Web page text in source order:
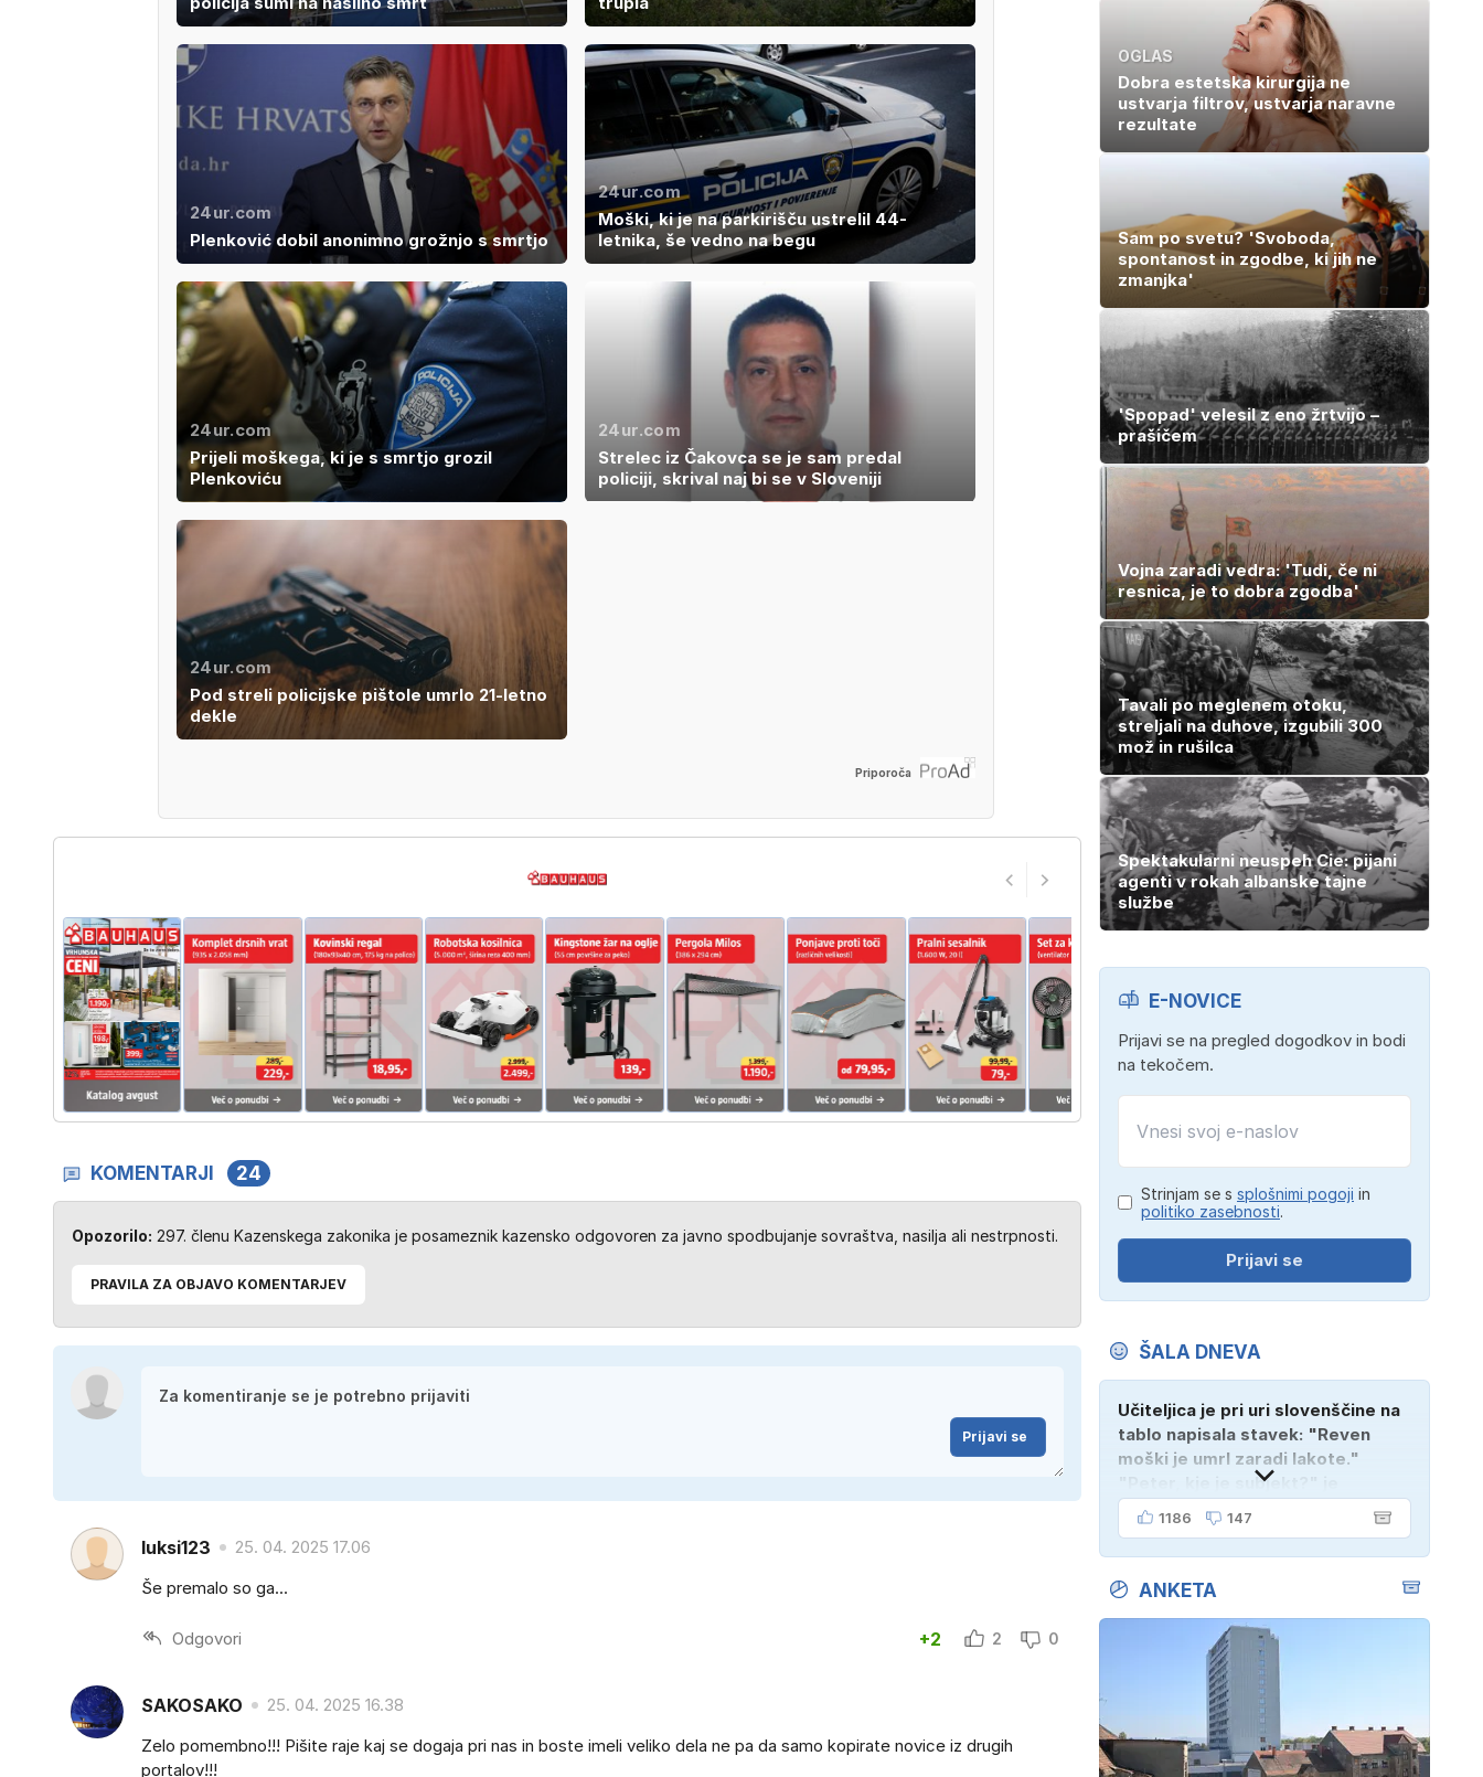
24ur.com
Plenković dobil anonimno grožnjo s smrtjo
24ur.com
Moški, ki je na parkirišču ustrelil 44-
letnika, še vedno na begu
24ur.com
Prijeli moškega, ki je s smrtjo grozil
Plenkoviću
24ur.com
Strelec iz Čakovca se je sam predal
policiji, skrival naj bi se v Sloveniji
24ur.com
Pod streli policijske pištole umrlo 21-letno
dekle
Priporoča
KOMENTARJI 24
Opozorilo: 297. členu Kazenskega zakonika je posameznik kazensko odgovoren za javno spodbujanje sovraštva, nasilja ali nestrpnosti.
PRAVILA ZA OBJAVO KOMENTARJEV
Prijavi se
luksi123
25. 04. 2025 17.06
Še premalo so ga...
Odgovori +2 2 0
SAKOSAKO
25. 04. 2025 16.38
Zelo pomembno!!! Pišite raje kaj se dogaja pri nas in boste imeli veliko dela ne pa da samo kopirate novice iz drugih
portalov!!!
OGLAS
Dobra estetska kirurgija ne
ustvarja filtrov, ustvarja naravne
rezultate
Sam po svetu? 'Svoboda,
spontanost in zgodbe, ki jih ne
zmanjka'
'Spopad' velesil z eno žrtvijo –
prašičem
Vojna zaradi vedra: 'Tudi, če ni
resnica, je to dobra zgodba'
Tavali po meglenem otoku,
streljali na duhove, izgubili 300
mož in rušilca
Spektakularni neuspeh Cie: pijani
agenti v rokah albanske tajne
službe
E-NOVICE
Prijavi se na pregled dogodkov in bodi
na tekočem.
Strinjam se s splošnimi pogoji in
politiko zasebnosti.
Prijavi se
ŠALA DNEVA
Učiteljica je pri uri slovenščine na
tablo napisala stavek: "Reven
moški je umrl zaradi lakote."
"Peter, kje je subjekt?" je
vprašala. "Verjetno na
pokopališču!"
1186 147
ANKETA